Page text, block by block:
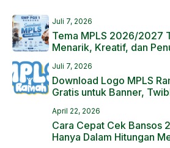
Juli 7, 2026
Tema MPLS 2026/2027
Menarik, Kreatif, dan
Juli 7, 2026
Download Logo MPLS
Gratis untuk Banner,
April 22, 2026
Cara Cepat Cek Bansos
Hanya Dalam Hitungan